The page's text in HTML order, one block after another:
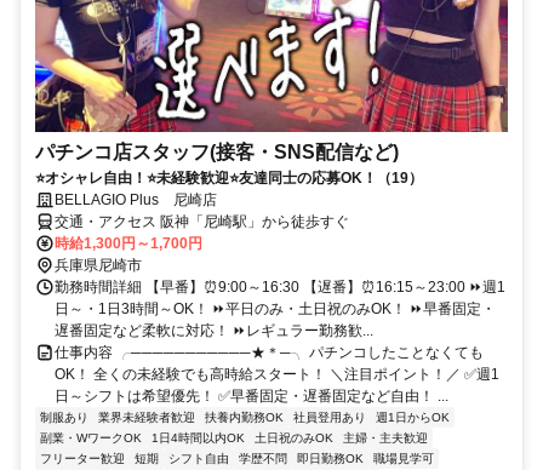
パチンコ店スタッフ(接客・SNS配信など)
⭐オシャレ自由！⭐未経験歓迎⭐友達同士の応募OK！（19）
BELLAGIO Plus 尼崎店
交通・アクセス 阪神「尼崎駅」から徒歩すぐ
時給1,300円～1,700円
兵庫県尼崎市
勤務時間詳細 【早番】⏰9:00～16:30 【遅番】⏰16:15～23:00 ⏩週1
日～・1日3時間～OK！ ⏩平日のみ・土日祝のみOK！ ⏩早番固定・
遅番固定など柔軟に対応！ ⏩レギュラー勤務歓...
仕事内容 ╭───────────★＊─╮ パチンコしたことなくても
OK！ 全くの未経験でも高時給スタート！ ＼注目ポイント！／ ✅週1
日～シフトは希望優先！ ✅早番固定・遅番固定など自由！ ...
制服あり 業界未経験者歓迎 扶養内勤務OK 社員登用あり
週1日からOK
副業・WワークOK
1日4時間以内OK 土日祝のみOK
主婦・主夫歓迎
フリーター歓迎
短期 シフト自由 学歴不問 即日勤務OK
職場見学可